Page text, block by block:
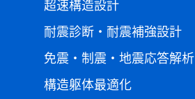
超速構造設計
耐震診断・耐震補強設計
免震・制震・地震応答解析
構造躯体最適化